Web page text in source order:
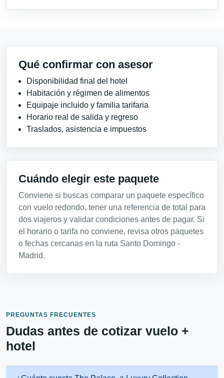
Qué confirmar con asesor
Disponibilidad final del hotel
Habitación y régimen de alimentos
Equipaje incluido y familia tarifaria
Horario real de salida y regreso
Traslados, asistencia e impuestos
Cuándo elegir este paquete
Conviene si buscas comparar un paquete específico
con vuelo redondo, tener una referencia de total para
dos viajeros y validar condiciones antes de pagar. Si
el horario o tarifa no conviene, revisa otros paquetes
o fechas cercanas en la ruta Santo Domingo -
Madrid.
PREGUNTAS FRECUENTES
Dudas antes de cotizar vuelo +
hotel